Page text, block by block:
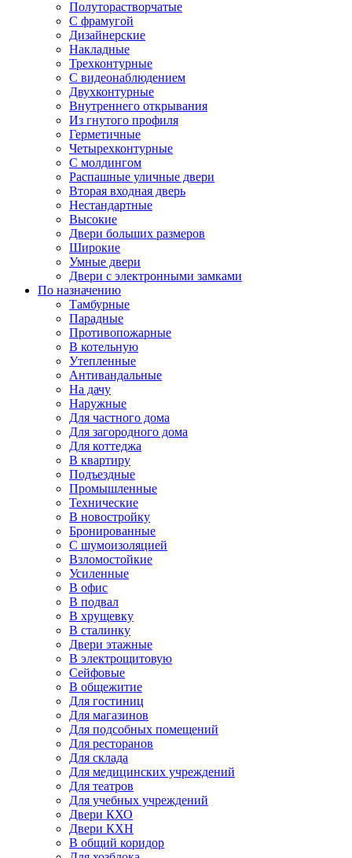
Полуторастворчатые
С фрамугой
Дизайнерские
Накладные
Трехконтурные
С видеонаблюдением
Двухконтурные
Внутреннего открывания
Из гнутого профиля
Герметичные
Четырехконтурные
С молдингом
Распашные уличные двери
Вторая входная дверь
Нестандартные
Высокие
Двери больших размеров
Широкие
Умные двери
Двери с электронными замками
По назначению
Тамбурные
Парадные
Противопожарные
В котельную
Утепленные
Антивандальные
На дачу
Наружные
Для частного дома
Для загородного дома
Для коттеджа
В квартиру
Подъездные
Промышленные
Технические
В новостройку
Бронированные
С шумоизоляцией
Взломостойкие
Усиленные
В офис
В подвал
В хрущевку
В сталинку
Двери этажные
В электрощитовую
Сейфовые
В общежитие
Для гостиниц
Для магазинов
Для подсобных помещений
Для ресторанов
Для склада
Для медицинских учреждений
Для театров
Для учебных учреждений
Двери КХО
Двери КХН
В общий коридор